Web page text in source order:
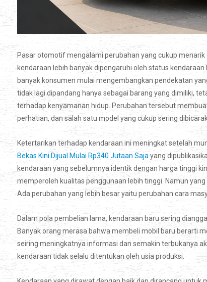
Pasar otomotif mengalami perubahan yang cukup
kendaraan lebih banyak dipengaruhi oleh status
banyak konsumen mulai mengembangkan pendekatan
tidak lagi dipandang hanya sebagai barang yang dimiliki,
terhadap kenyamanan hidup. Perubahan tersebut
perhatian, dan salah satu model yang cukup sering
Ketertarikan terhadap kendaraan ini meningkat setelah
Bekas Kini Dijual Mulai Rp340 Jutaan Saja yang
kendaraan yang sebelumnya identik dengan harga tinggi
memperoleh kualitas penggunaan lebih tinggi. Namun
Ada perubahan yang lebih besar yaitu perubahan cara
Dalam pola pembelian lama, kendaraan baru sering
Banyak orang merasa bahwa membeli mobil baru berarti
seiring meningkatnya informasi dan semakin terbukanya
kendaraan tidak selalu ditentukan oleh usia produksi.